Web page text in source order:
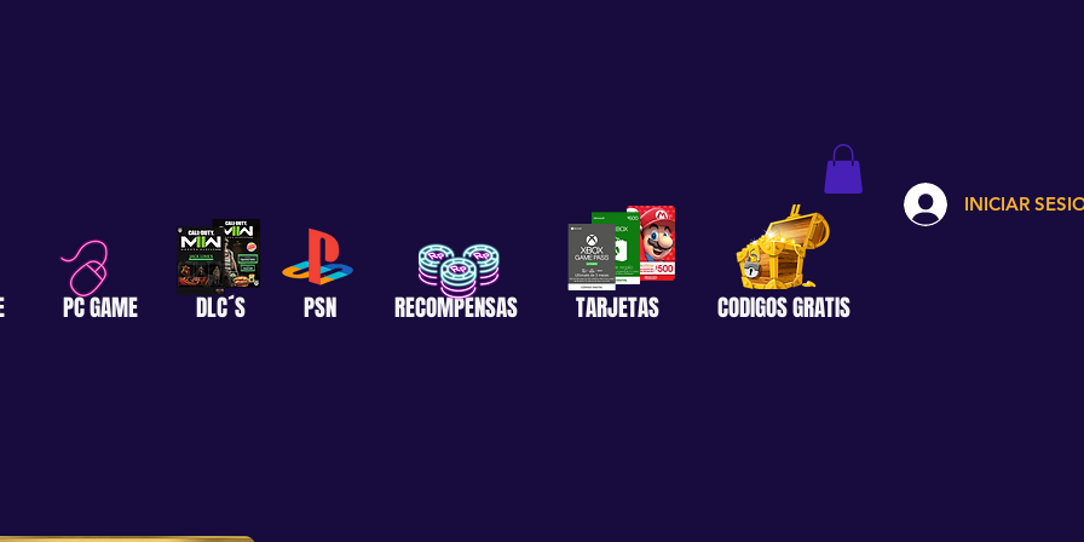
PC GAME DLC´S PSN RECOMPENSAS TARJETAS CODIGOS GRATIS
INICIAR